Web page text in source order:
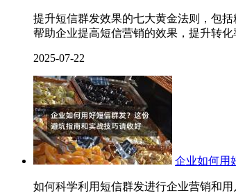
提升短信群发效果的七大黄金法则，包
帮助企业提高短信营销的效果，提升转化
2025-07-22
企业如何用
如何科学利用短信群发进行企业营销和